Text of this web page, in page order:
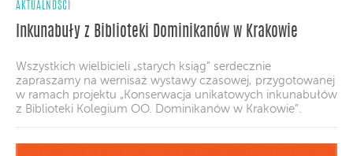
AKTUALNOŚCI
Inkunabuły z Biblioteki Dominikanów w Krakowie
Wszystkich wielbicieli „starych ksiąg” serdecznie
zapraszamy na wernisaż wystawy czasowej, przygotowanej
w ramach projektu „Konserwacja unikatowych inkunabułów
z Biblioteki Kolegium OO. Dominikanów w Krakowie”.